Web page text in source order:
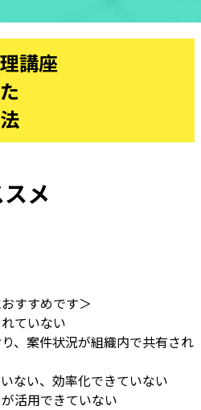
講座
メ
すすめです＞
ていない
、案件状況が組織内で共有され
ない、効率化できていない
活用できていない